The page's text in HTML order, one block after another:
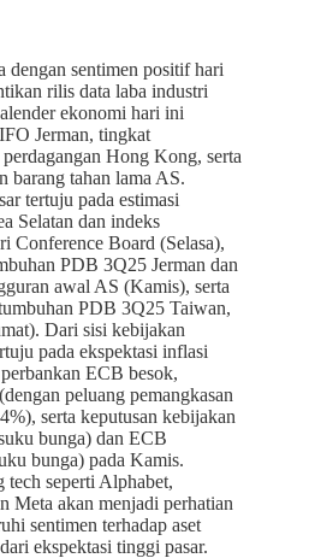
dengan sentimen positif hari
rilis data laba industri
ekonomi hari ini
Jerman, tingkat
Hong Kong, serta
barang tahan lama AS.
tertuju pada estimasi
Selatan dan indeks
Conference Board (Selasa),
PDB 3Q25 Jerman dan
awal AS (Kamis), serta
PDB 3Q25 Taiwan,
Dari sisi kebijakan
pada ekspektasi inflasi
ECB besok,
peluang pemangkasan
serta keputusan kebijakan
bunga) dan ECB
bunga) pada Kamis.
tech seperti Alphabet,
Meta akan menjadi perhatian
sentimen terhadap aset
ekspektasi tinggi pasar.